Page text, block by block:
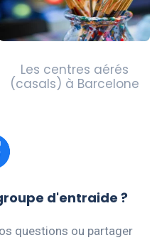
Les centres aérés
(casals) à Barcelone
d'entraide ?
questions ou partager